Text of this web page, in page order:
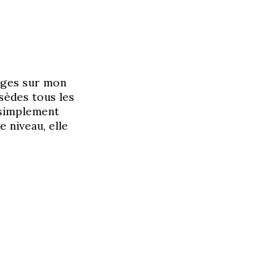
sur mon
tous les
niveau, elle